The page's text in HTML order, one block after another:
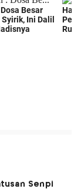
Senpi